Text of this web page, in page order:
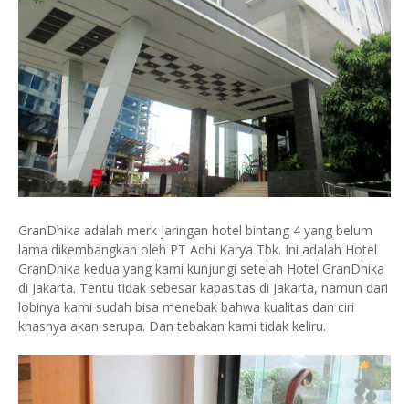
GranDhika adalah merk jaringan hotel bintang 4 yang belum
lama dikembangkan oleh PT Adhi Karya Tbk. Ini adalah Hotel
GranDhika kedua yang kami kunjungi setelah Hotel GranDhika
di Jakarta. Tentu tidak sebesar kapasitas di Jakarta, namun dari
lobinya kami sudah bisa menebak bahwa kualitas dan ciri
khasnya akan serupa. Dan tebakan kami tidak keliru.